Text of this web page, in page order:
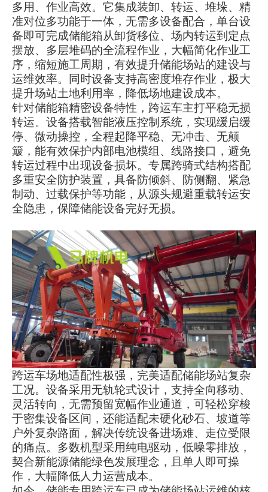
多用、作业高效。它集成装卸、转运、堆垛、精
准对位多功能于一体，无需多设备配合，单台设
备即可完成储能箱从卸货移位、场内转运到定点
摆放、多层堆码的全流程作业，大幅简化作业工
序，缩短施工周期，有效提升储能场站的建设与
运维效率。同时设备支持高密度堆存作业，极大
提升场站土地利用率，降低场地建设成本。
针对储能箱精密设备特性，跨运车主打平稳无损
转运。设备搭载智能液压控制系统，实现缓启缓
停、微动操控，全程起降平稳、无冲击、无颠
簸，能有效保护内部电池模组、线路接口，避免
转运过程中出现设备损坏。专属跨骑式结构搭配
多重安全防护装置，具备防倾斜、防侧翻、紧急
制动、过载保护等功能，从源头规避重载转运安
全隐患，保障储能设备完好无损。
跨运车场地适配性极强，完美适配储能场站复杂
工况。设备采用无轨轮式设计，支持全向移动、
灵活转向，无需预留宽幅作业通道，可轻松穿梭
于密集设备区间，还能适配未硬化砂石、坡道等
户外复杂路面，解决传统设备进场难、走位受限
的痛点。多数机型采用纯电驱动，低噪零排放，
契合新能源储能绿色发展理念，且单人即可操
作，大幅降低人力运营成本。